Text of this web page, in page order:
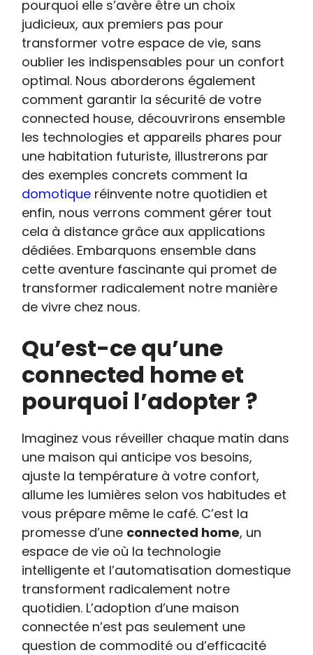
pourquoi elle s’avère être un choix
judicieux, aux premiers pas pour
transformer votre espace de vie, sans
oublier les indispensables pour un confort
optimal. Nous aborderons également
comment garantir la sécurité de votre
connected house, découvrirons ensemble
les technologies et appareils phares pour
une habitation futuriste, illustrerons par
des exemples concrets comment la
domotique réinvente notre quotidien et
enfin, nous verrons comment gérer tout
cela à distance grâce aux applications
dédiées. Embarquons ensemble dans
cette aventure fascinante qui promet de
transformer radicalement notre manière
de vivre chez nous.
Qu’est-ce qu’une
connected home et
pourquoi l’adopter ?
Imaginez vous réveiller chaque matin dans
une maison qui anticipe vos besoins,
ajuste la température à votre confort,
allume les lumières selon vos habitudes et
vous prépare même le café. C’est la
promesse d’une connected home, un
espace de vie où la technologie
intelligente et l’automatisation domestique
transforment radicalement notre
quotidien. L’adoption d’une maison
connectée n’est pas seulement une
question de commodité ou d’efficacité